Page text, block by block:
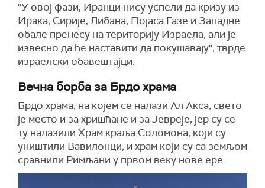
"У овој фази, Иранци нису успели да кризу из
Ирака, Сирије, Либана, Појаса Газе и Западне
обале пренесу на територију Израела, али је
извесно да ће наставити да покушавају", тврде
израелски обавештајци.
Вечна борба за Брдо храма
Брдо храма, на којем се налази Ал Акса, свето
је место и за хришћане и за Јевреје, јер су се
ту налазили Храм краља Соломона, који су
уништили Вавилонци, и храм који су са земљом
сравнили Римљани у првом веку нове ере.